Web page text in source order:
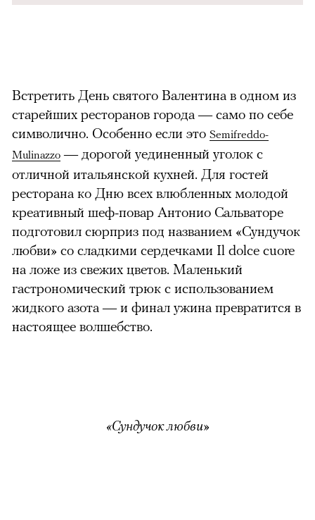
Встретить День святого Валентина в одном из
старейших ресторанов города — само по себе
символично. Особенно если это Semifreddo-
Mulinazzo — дорогой уединенный уголок с
отличной итальянской кухней. Для гостей
ресторана ко Дню всех влюбленных молодой
креативный шеф-повар Антонио Сальваторе
подготовил сюрприз под названием «Сундучок
любви» со сладкими сердечками Il dolce cuore
на ложе из свежих цветов. Маленький
гастрономический трюк с использованием
жидкого азота — и финал ужина превратится в
настоящее волшебство.
«Сундучок любви»